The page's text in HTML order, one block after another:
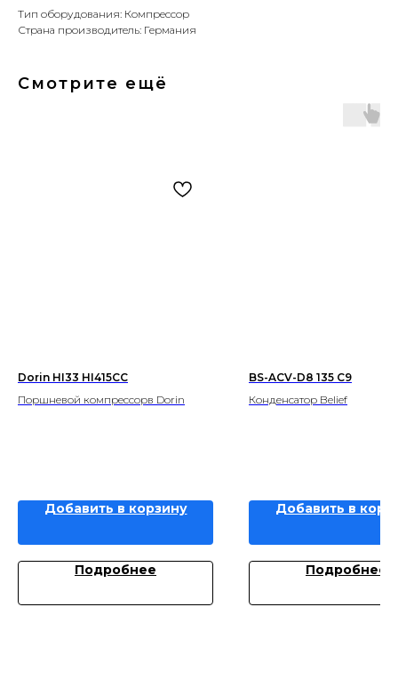
Тип оборудования: Компрессор
Страна производитель: Германия
Смотрите ещё
Dorin HI33 HI415CC
Поршневой компрессорв Dorin
Добавить в корзину
Подробнее
BS-ACV-D8 135 C9
Конденсатор Belief
Добавить в
Подробнее